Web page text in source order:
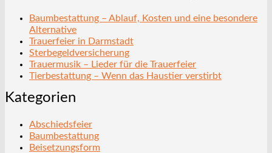
Baumbestattung – Ablauf, Kosten und eine besondere
Alternative
Trauerfeier in Darmstadt
Sterbegeldversicherung
Trauermusik – Lieder für die Trauerfeier
Tierbestattung – Wenn das Haustier verstirbt
Kategorien
Abschiedsfeier
Baumbestattung
Beisetzungsform